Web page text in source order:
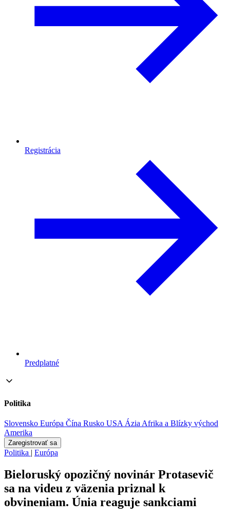
Registrácia
Predplatné
Politika
Slovensko Európa Čína Rusko USA ÁziaAfrika a Blízky východ
Amerika
Zaregistrovať sa
Politika | Európa
Bieloruský opozičný novinár Protasevič
sa na videu z väzenia priznal k
obvineniam. Únia reaguje sankciami